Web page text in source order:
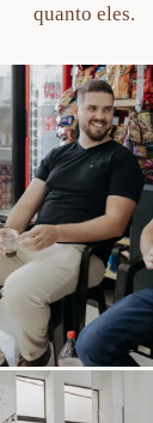
quanto eles.